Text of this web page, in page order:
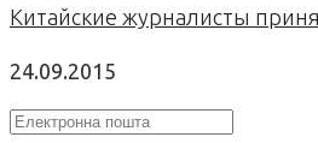
Китайские журналисты
24.09.2015